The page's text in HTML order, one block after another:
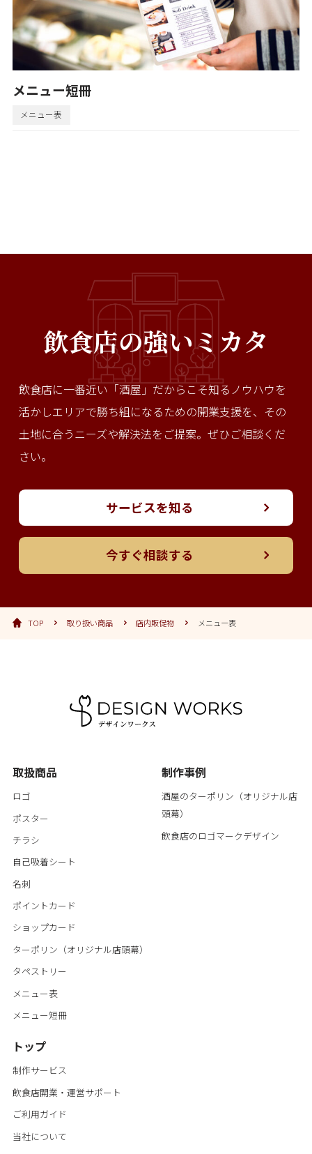
メニュー短冊
メニュー表
飲食店の強いミカタ
飲食店に一番近い「酒屋」だからこそ知るノウハウを
活かしエリアで勝ち組になるための開業支援を、その
土地に合うニーズや解決法をご提案。ぜひご相談くだ
さい。
サービスを知る
今すぐ相談する
TOP 取り扱い商品 店内販促物 メニュー表
取扱商品
ロゴ
ポスター
チラシ
自己吸着シート
名刺
ポイントカード
ショップカード
ターポリン（オリジナル店頭幕）
タペストリー
メニュー表
メニュー短冊
制作事例
酒屋のターポリン（オリジナル店
頭幕）
飲食店のロゴマークデザイン
トップ
制作サービス
飲食店開業・運営サポート
ご利用ガイド
当社について